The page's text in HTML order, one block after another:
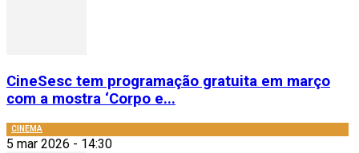
CineSesc tem programação gratuita em março
com a mostra ‘Corpo e...
CINEMA
5 mar 2026 - 14:30